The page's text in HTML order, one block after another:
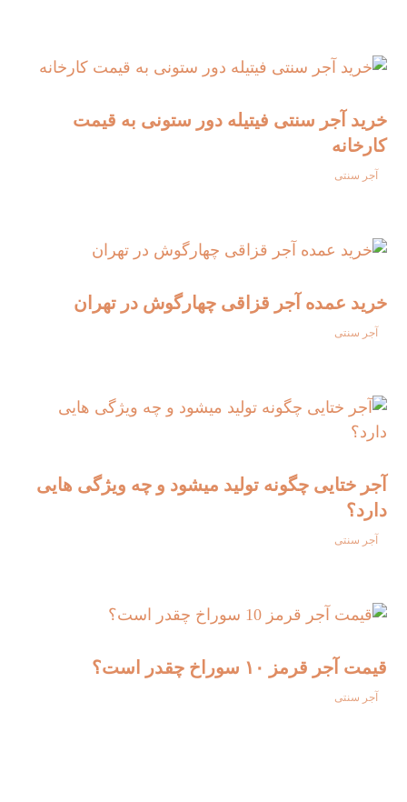
خرید آجر سنتی فیتیله دور ستونی به قیمت
کارخانه
آجر سنتی
خرید عمده آجر قزاقی چهارگوش در تهران
آجر سنتی
آجر ختایی چگونه تولید میشود و چه ویژگی‌ هایی
دارد؟
آجر سنتی
قیمت آجر قرمز ۱۰ سوراخ چقدر است؟
آجر سنتی